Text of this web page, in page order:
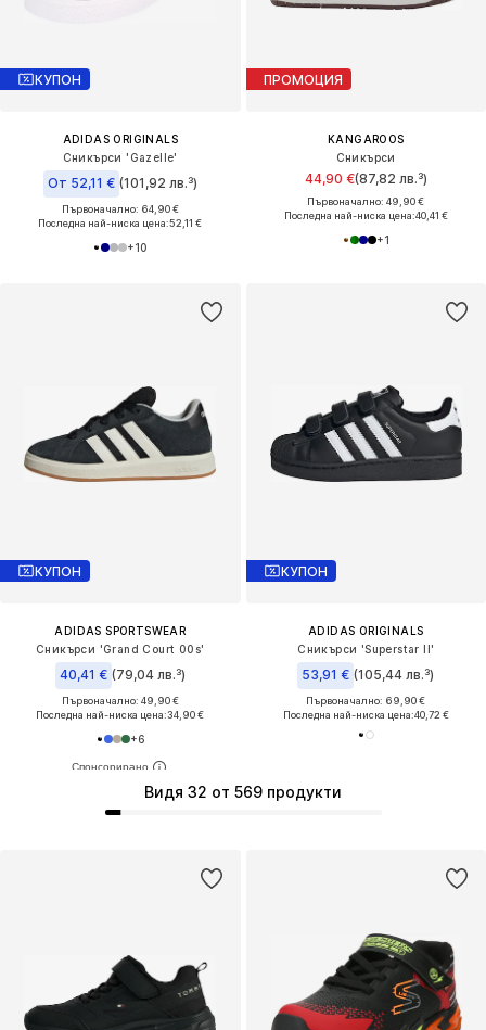
КУПОН
ADIDAS ORIGINALS
Сникърси 'Gazelle'
От 52,11 € (101,92 лв.³)
Първоначално: 64,90 €
Последна най-ниска цена:52,11 €
+10
ПРОМОЦИЯ
KANGAROOS
Сникърси
44,90 €(87,82 лв.³)
Първоначално: 49,90 €
Последна най-ниска цена:40,41 €
+1
КУПОН
ADIDAS SPORTSWEAR
Сникърси 'Grand Court 00s'
40,41 € (79,04 лв.³)
Първоначално: 49,90 €
Последна най-ниска цена:34,90 €
+6
КУПОН
ADIDAS ORIGINALS
Сникърси 'Superstar II'
53,91 € (105,44 лв.³)
Първоначално: 69,90 €
Последна най-ниска цена:40,72 €
Видя 32 от 569 продукти